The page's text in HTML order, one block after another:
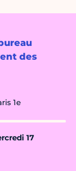
des
1e
17